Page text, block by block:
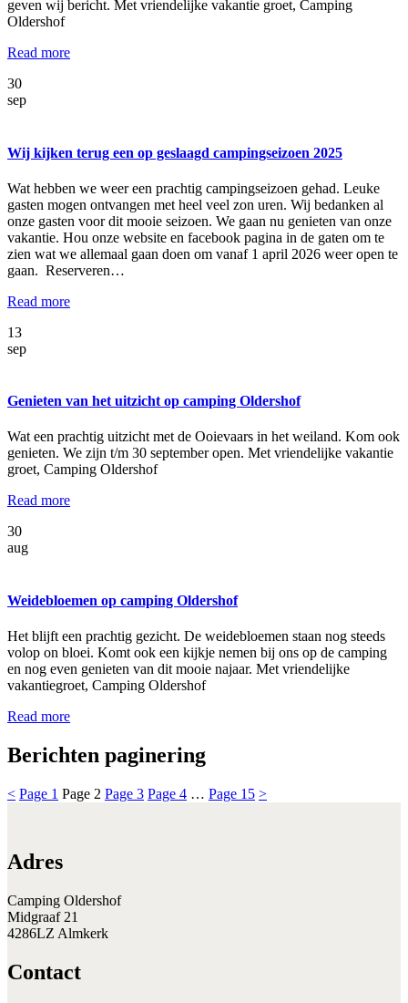
geven wij bericht. Met vriendelijke vakantie groet, Camping
Oldershof
Read more
30
sep
Wij kijken terug een op geslaagd campingseizoen 2025
Wat hebben we weer een prachtig campingseizoen gehad. Leuke
gasten mogen ontvangen met heel veel zon uren. Wij bedanken al
onze gasten voor dit mooie seizoen. We gaan nu genieten van onze
vakantie. Hou onze website en facebook pagina in de gaten om te
zien wat we allemaal gaan doen om vanaf 1 april 2026 weer open te
gaan. Reserveren…
Read more
13
sep
Genieten van het uitzicht op camping Oldershof
Wat een prachtig uitzicht met de Ooievaars in het weiland. Kom ook
genieten. We zijn t/m 30 september open. Met vriendelijke vakantie
groet, Camping Oldershof
Read more
30
aug
Weidebloemen op camping Oldershof
Het blijft een prachtig gezicht. De weidebloemen staan nog steeds
volop on bloei. Komt ook een kijkje nemen bij ons op de camping
en nog even genieten van dit mooie najaar. Met vriendelijke
vakantiegroet, Camping Oldershof
Read more
Berichten paginering
< Page 1 Page 2 Page 3 Page 4 … Page 15 >
Adres
Camping Oldershof
Midgraaf 21
4286LZ Almkerk
Contact